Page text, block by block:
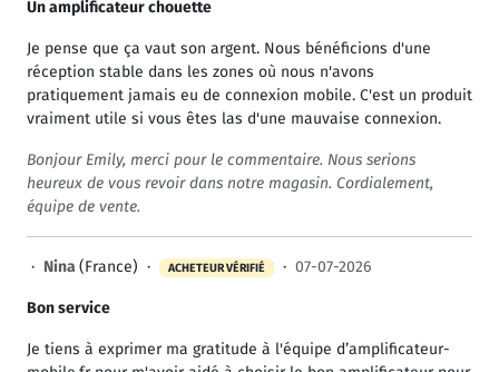
Un amplificateur chouette
Je pense que ça vaut son argent. Nous bénéficions d'une
réception stable dans les zones où nous n'avons
pratiquement jamais eu de connexion mobile. C'est un produit
vraiment utile si vous êtes las d'une mauvaise connexion.
Bonjour Emily, merci pour le commentaire. Nous serions
heureux de vous revoir dans notre magasin. Cordialement,
équipe de vente.
· Nina (France) · ACHETEUR VÉRIFIÉ · 07-07-2026
Bon service
Je tiens à exprimer ma gratitude à l'équipe d’amplificateur-